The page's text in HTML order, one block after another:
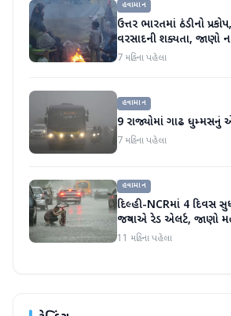
હવામાન
ઉત્તર ભારતમાં ઠંડીનો
વરસાદની શક્યતા, જાણો
હવામાનની આગાહી
7 મહિના પહેલા
હવામાન
9 રાજ્યોમાં ગાઢ ધુમ્મસનું
7 મહિના પહેલા
હવામાન
દિલ્હી-NCRમાં 4 દિવસ
જગ્યાએ રેડ એલર્ટ, જાણો
રાજ્યોની હવામાન સ્થિતિ
11 મહિના પહેલા